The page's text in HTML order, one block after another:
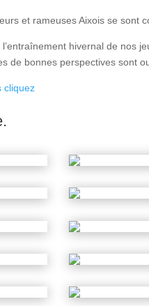
et rameuses Aixois se sont
hivernal de nos
de bonnes perspectives sont
cliquez